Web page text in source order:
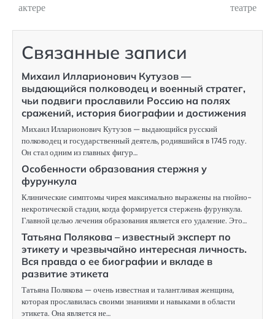
записям
актере
театре
Связанные записи
Михаил Илларионович Кутузов —
выдающийся полководец и военный стратег,
чьи подвиги прославили Россию на полях
сражений, история биографии и достижения
Михаил Илларионович Кутузов — выдающийся русский
полководец и государственный деятель, родившийся в 1745 году.
Он стал одним из главных фигур…
Особенности образования стержня у
фурункула
Клинические симптомы чирея максимально выражены на гнойно-
некротической стадии, когда формируется стержень фурункула.
Главной целью лечения образования является его удаление. Это…
Татьяна Полякова – известный эксперт по
этикету и чрезвычайно интересная личность.
Вся правда о ее биографии и вкладе в
развитие этикета
Татьяна Полякова — очень известная и талантливая женщина,
которая прославилась своими знаниями и навыками в области
этикета. Она является не…